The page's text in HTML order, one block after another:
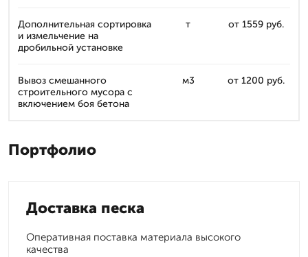
Дополнительная сортировка
и измельчение на
дробильной установке
т от 1559 руб.
Вывоз смешанного
строительного мусора с
включением боя бетона
м3 от 1200 руб.
Портфолио
Доставка песка
Оперативная поставка материала высокого
качества